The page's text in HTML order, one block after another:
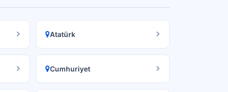
Atatürk
Cumhuriyet